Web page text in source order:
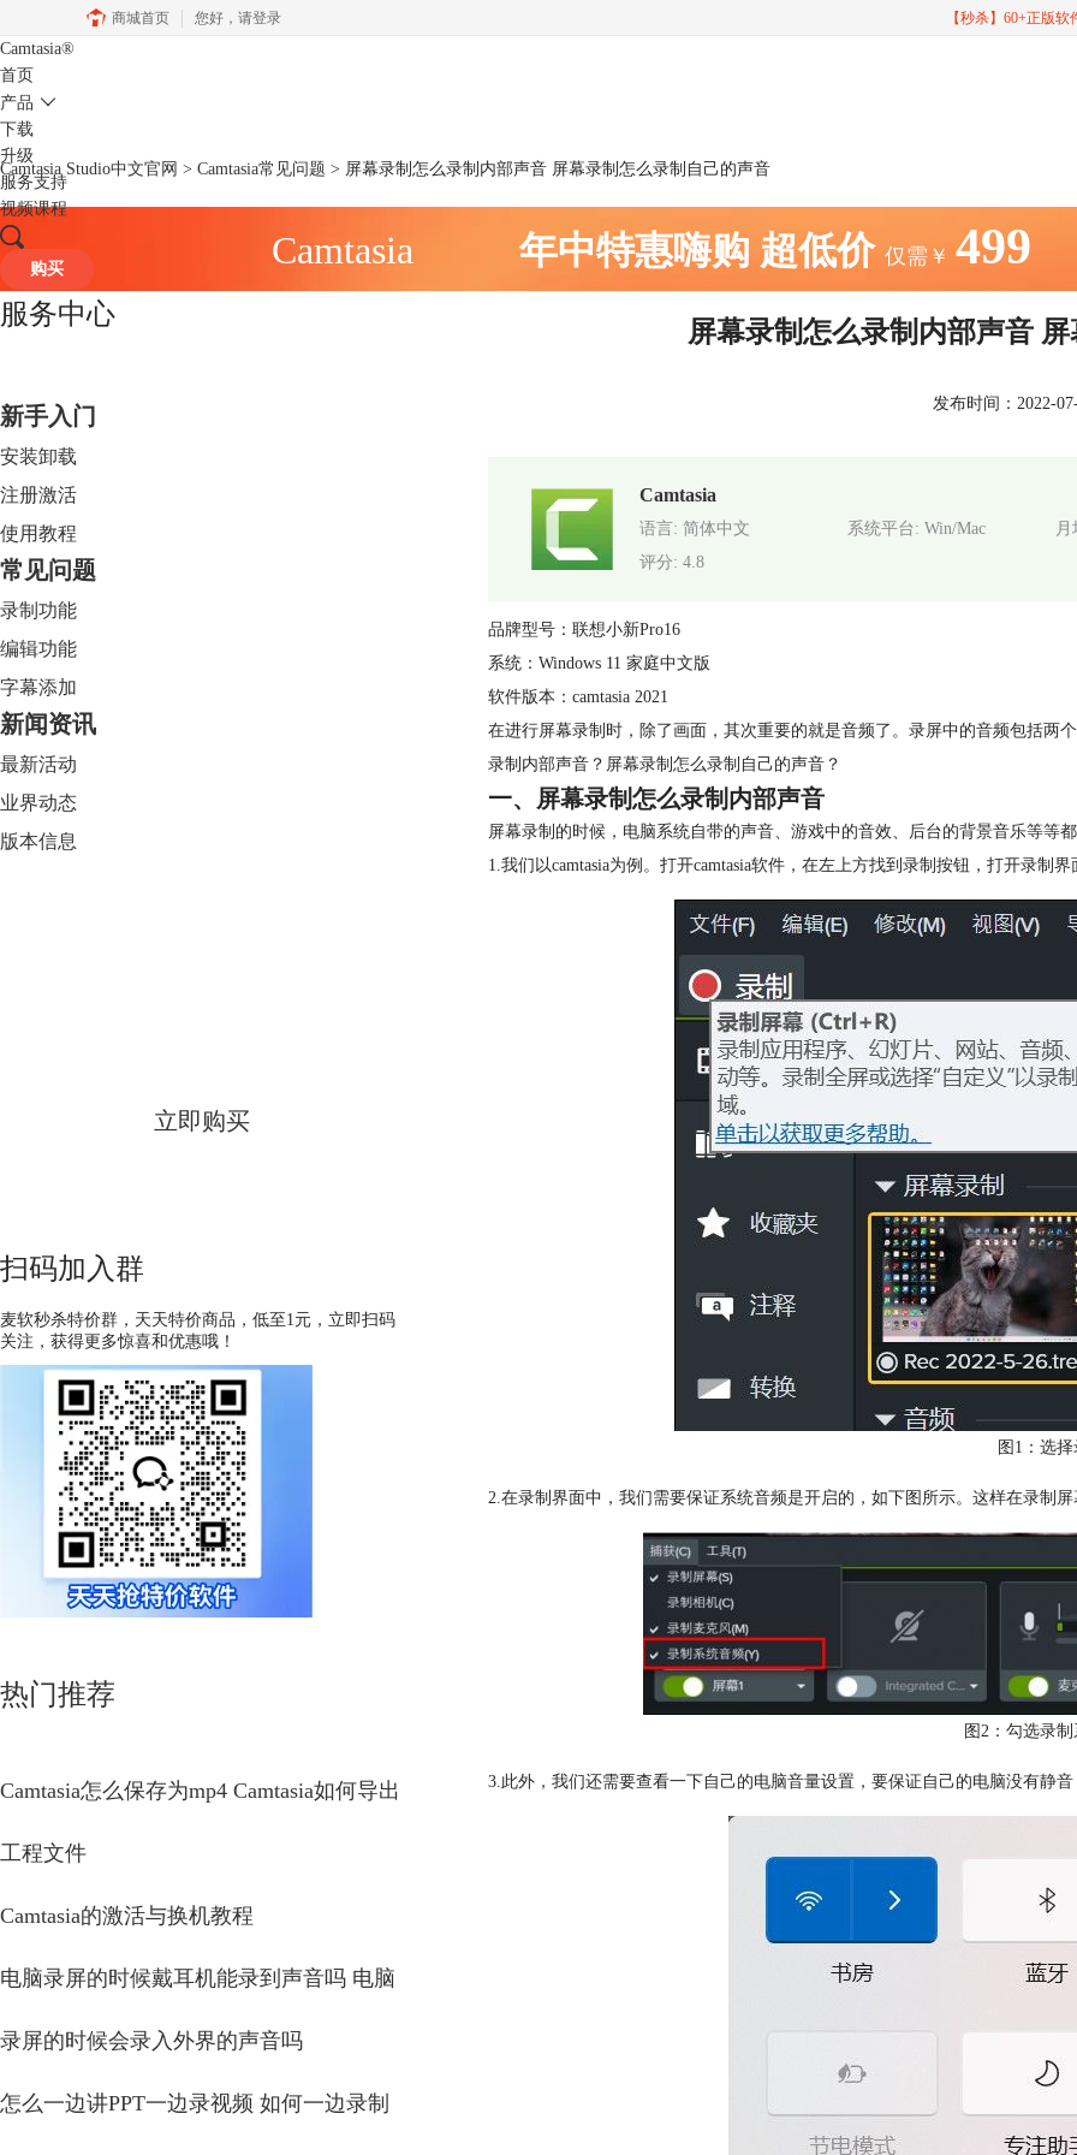
商城首页 您好， 请登录 【秒杀】60+正版
Camtasia®
首页
产品
下载
升级
服务支持
视频课程
购买
Camtasia Studio中文官网 > Camtasia常见问题 > 屏幕录制怎么录制内部声音 屏幕录制怎么录制自己的声音
Camtasia 年中特惠嗨购 超低价 仅需￥ 499
服务中心
新手入门
安装卸载
注册激活
使用教程
常见问题
录制功能
编辑功能
字幕添加
新闻资讯
最新活动
业界动态
版本信息
立即购买
扫码加入群
麦软秒杀特价群，天天特价商品，低至1元，立即扫码
关注，获得更多惊喜和优惠哦！
热门推荐
Camtasia怎么保存为mp4 Camtasia如何导出
工程文件
Camtasia的激活与换机教程
电脑录屏的时候戴耳机能录到声音吗 电脑
录屏的时候会录入外界的声音吗
怎么一边讲PPT一边录视频 如何一边录制
屏幕录制怎么录制内部声音
发布时间：2022-
Camtasia
语言: 简体中文 系统平台: Win/Mac
月
评分: 4.8
品牌型号：联想小新Pro16
系统：Windows 11 家庭中文版
软件版本：camtasia 2021
在进行屏幕录制时，除了画面，其次重要的就是音频了。录屏中的音频包括两
录制内部声音？屏幕录制怎么录制自己的声音？
一、屏幕录制怎么录制内部声音
屏幕录制的时候，电脑系统自带的声音、游戏中的音效、后台的背景音乐等等
1.我们以camtasia为例。打开camtasia软件，在左上方找到录制按钮，打开录制界
图1：选
2.在录制界面中，我们需要保证系统音频是开启的，如下图所示。这样在录制
图2：勾选录
3.此外，我们还需要查看一下自己的电脑音量设置，要保证自己的电脑没有静